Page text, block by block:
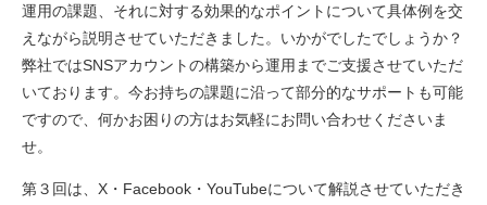
運用の課題、それに対する効果的なポイントについて具体例を交
えながら説明させていただきました。いかがでしたでしょうか？
弊社ではSNSアカウントの構築から運用までご支援させていただ
いております。今お持ちの課題に沿って部分的なサポートも可能
ですので、何かお困りの方はお気軽にお問い合わせくださいま
せ。
第３回は、X・Facebook・YouTubeについて解説させていただき